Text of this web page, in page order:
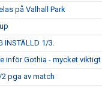
på Valhall Park
INSTÄLLD 1/3.
inför Gothia - mycket viktigt
pga av match